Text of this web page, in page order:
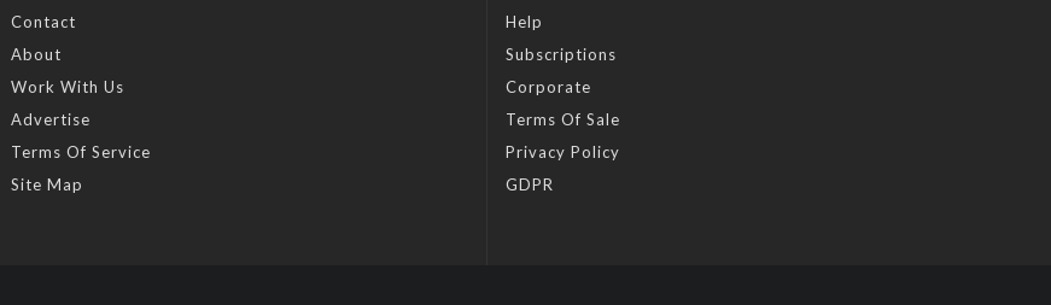
Contact
About
Work With Us
Advertise
Terms Of Service
Site Map
Help
Subscriptions
Corporate
Terms Of Sale
Privacy Policy
GDPR